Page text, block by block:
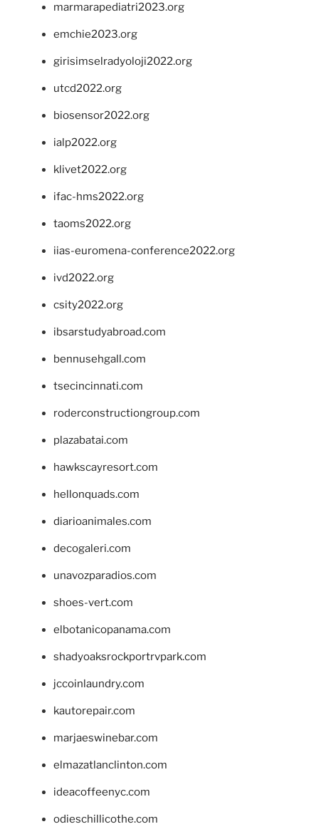
marmarapediatri2023.org
emchie2023.org
girisimselradyoloji2022.org
utcd2022.org
biosensor2022.org
ialp2022.org
klivet2022.org
ifac-hms2022.org
taoms2022.org
iias-euromena-conference2022.org
ivd2022.org
csity2022.org
ibsarstudyabroad.com
bennusehgall.com
tsecincinnati.com
roderconstructiongroup.com
plazabatai.com
hawkscayresort.com
hellonquads.com
diarioanimales.com
decogaleri.com
unavozparadios.com
shoes-vert.com
elbotanicopanama.com
shadyoaksrockportrvpark.com
jccoinlaundry.com
kautorepair.com
marjaeswinebar.com
elmazatlanclinton.com
ideacoffeenyc.com
odieschillicothe.com